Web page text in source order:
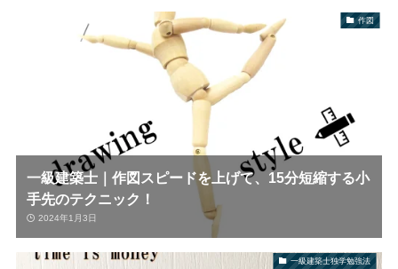
作図
一級建築士｜作図スピードを上げて、15分短縮する小
手先のテクニック！
2024年1月3日
一級建築士独学勉強法